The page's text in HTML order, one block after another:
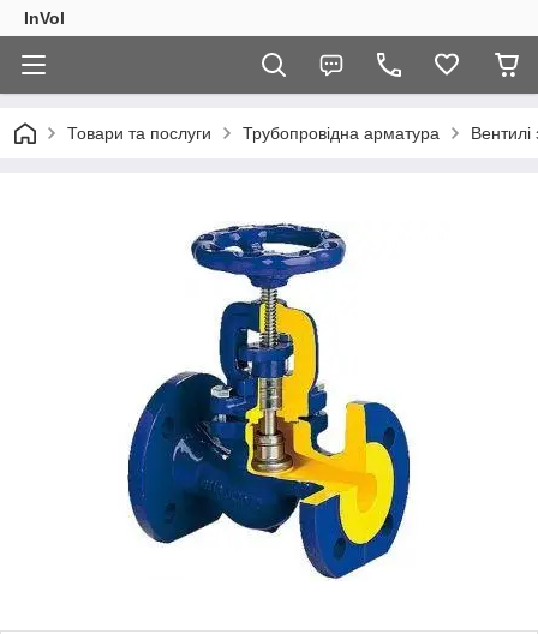
InVol
Товари та послуги Трубопровідна арматура Вентилі